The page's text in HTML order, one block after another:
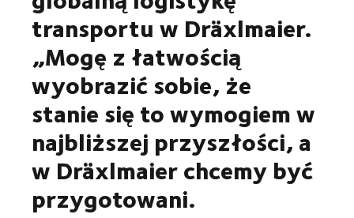
transportu w Dräxlmaier.
„Mogę z łatwością
wyobrazić sobie, że
stanie się to wymogiem w
najbliższej przyszłości, a
w Dräxlmaier chcemy być
przygotowani.